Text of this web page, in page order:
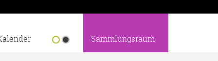
Sammlungsraum